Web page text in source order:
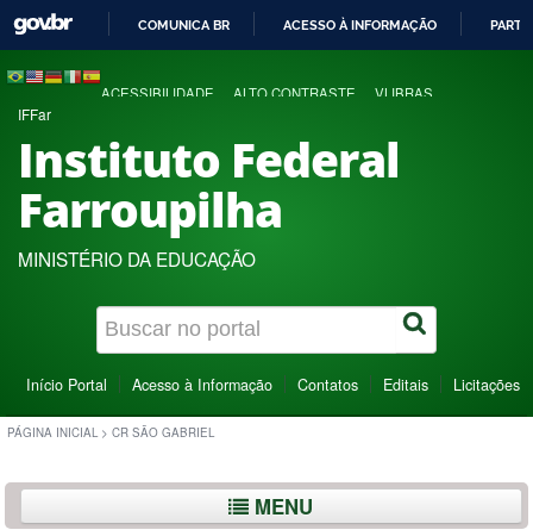
COMUNICA BR ACESSO À INFORMAÇÃO
ACESSIBILIDADE ALTO CONTRASTE VLIBRAS
IFFar
Instituto Federal
Farroupilha
MINISTÉRIO DA EDUCAÇÃO
Início Portal Acesso à Informação Contatos Editais Licitações
PÁGINA INICIAL > CR SÃO GABRIEL
MENU